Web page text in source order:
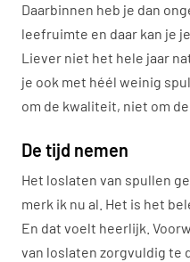
Daarbinnen heb je dan
leefruimte en daar kan je
Liever niet het hele jaar
je ook met héél weinig
om de kwaliteit, niet om
De tijd nemen
Het loslaten van spullen
merk ik nu al. Het is het
En dat voelt heerlijk.
van loslaten zorgvuldig te